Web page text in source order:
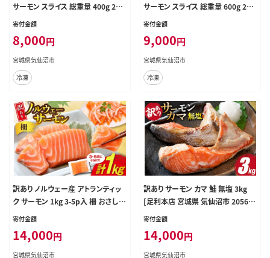
サーモン スライス 総重量 400g 200
g×2p [カネダイ 宮城県 気仙沼市 2
小分け 冷凍 鮭 さけ 海鮮 サーモン
切り落とし 生食用 サーモン 真空パ
ック さけ サケ 生食トラウト 丼 海鮮
丼 個包装 サーモン
寄付金額
8,000円
宮城県気仙沼市
冷凍
サーモン スライス 総重量 600g 200
g×3p [カネダイ 宮城県 気仙沼市 2
小分け 冷凍 鮭 さけ 海鮮 サーモン
切り落とし 生食用 サーモン 真空パ
ック さけ サケ 生食トラウト 丼 海鮮
丼 個包装 サーモン
寄付金額
9,000円
宮城県気仙沼市
冷凍
訳あり ノルウェー産 アトランティッ
ク サーモン 1kg 3-5p入 柵 おさしみ
用 個包装 [足利本店 宮城県 気仙沼
ン 生食用 おつまみ 冷凍 小分け アト
ランティックサーモン
寄付金額
14,000円
宮城県気仙沼市
訳あり サーモン カマ 鮭 無塩 3kg
[足利本店 宮城県 気仙沼市 205661
23] 魚 鮭 魚介類 サーモン 鮭 海鮮
包装 家庭用 冷凍 鮭
寄付金額
14,000円
宮城県気仙沼市